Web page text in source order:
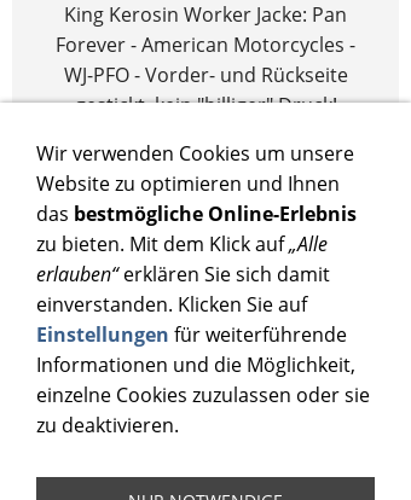
King Kerosin Worker Jacke: Pan
Forever - American Motorcycles -
WJ-PFO - Vorder- und Rückseite
gestickt, kein "billiger" Druck!
140,00 €(149,00 €)
(Inkl. 19 % USt. zzgl.Versand)
Wir verwenden Cookies um unsere
Website zu optimieren und Ihnen
das bestmögliche Online-Erlebnis
zu bieten. Mit dem Klick auf„Alle
erlauben“erklären Sie sich damit
einverstanden. Klicken Sie auf
Einstellungen für weiterführende
Informationen und die Möglichkeit,
einzelne Cookies zuzulassen oder sie
zu deaktivieren.